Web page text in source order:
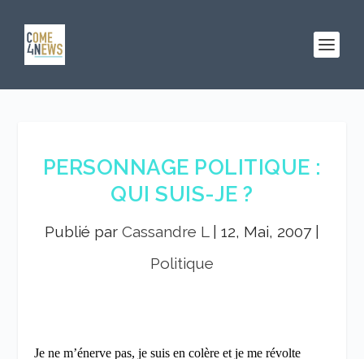
PERSONNAGE POLITIQUE :
QUI SUIS-JE ?
Publié par Cassandre L 12, Mai, 2007
Politique
Je ne m’énerve pas, je suis en colère et je me révolte